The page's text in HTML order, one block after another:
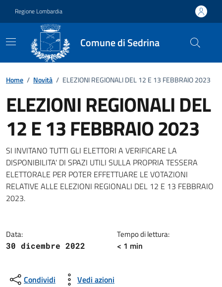
Regione Lombardia
Comune di Sedrina
Home / Novità / ELEZIONI REGIONALI DEL 12 E 13 FEBBRAIO 2023
ELEZIONI REGIONALI DEL
12 E 13 FEBBRAIO 2023
Dettagli della notizia
SI INVITANO TUTTI GLI ELETTORI A VERIFICARE LA
DISPONIBILITA' DI SPAZI UTILI SULLA PROPRIA TESSERA
ELETTORALE PER POTER EFFETTUARE LE VOTAZIONI
RELATIVE ALLE ELEZIONI REGIONALI DEL 12 E 13 FEBBRAIO
2023.
Data:
30 dicembre 2022
Tempo di lettura:
< 1 min
Condividi Vedi azioni